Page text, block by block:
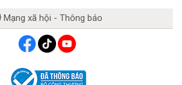
Mạng xã hội - Thông báo